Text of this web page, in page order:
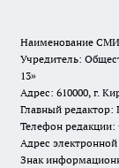
Наименование
Учредитель:
13»
Адрес: 610000, г.
Главный
Телефон редакции:
Адрес
Знак